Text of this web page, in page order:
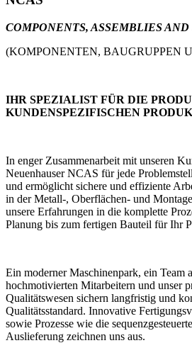
COMPONENTS, ASSEMBLIES AND
(KOMPONENTEN, BAUGRUPPEN
IHR SPEZIALIST FÜR DIE
KUNDENSPEZIFISCHEN
In enger Zusammenarbeit mit unseren
Neuenhauser NCAS für jede
und ermöglicht sichere und effiziente
in der Metall-, Oberflächen- und
unsere Erfahrungen in die komplette
Planung bis zum fertigen Bauteil für Ihr
Ein moderner Maschinenpark, ein Team
hochmotivierten Mitarbeitern und unser
Qualitätswesen sichern langfristig und
Qualitätsstandard. Innovative
sowie Prozesse wie die
Auslieferung zeichnen uns aus.